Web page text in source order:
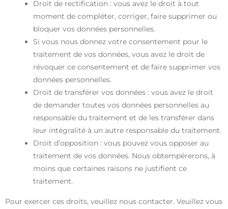
Droit de rectification : vous avez le droit à tout
moment de compléter, corriger, faire supprimer ou
bloquer vos données personnelles.
Si vous nous donnez votre consentement pour le
traitement de vos données, vous avez le droit de
révoquer ce consentement et de faire supprimer vos
données personnelles.
Droit de transférer vos données : vous avez le droit
de demander toutes vos données personnelles au
responsable du traitement et de les transférer dans
leur intégralité à un autre responsable du traitement.
Droit d’opposition : vous pouvez vous opposer au
traitement de vos données. Nous obtempérerons, à
moins que certaines raisons ne justifient ce
traitement.
Pour exercer ces droits, veuillez nous contacter. Veuillez vous